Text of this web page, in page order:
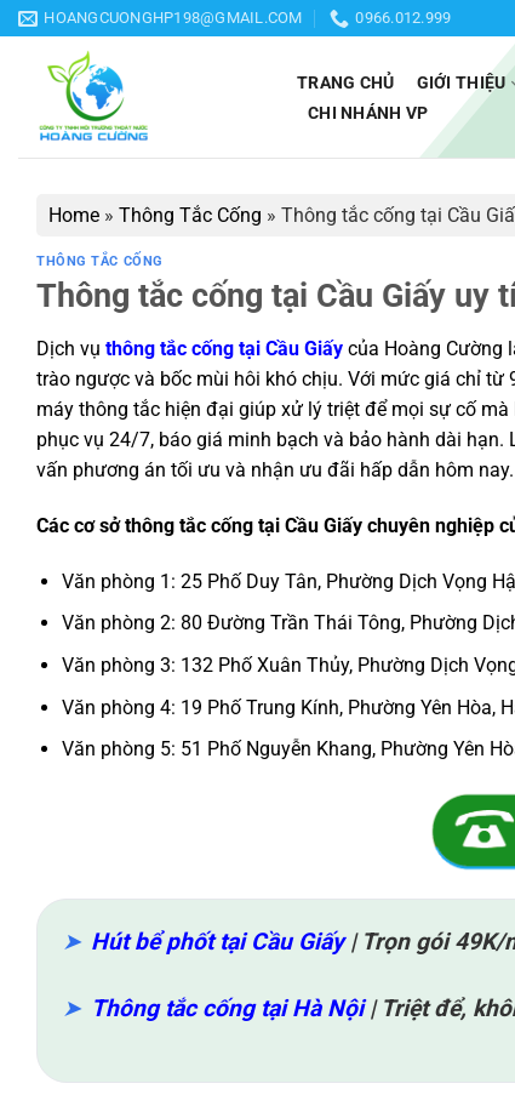
Bỏ
qua
HOANGCUONGHP198@GMAIL.COM 0966.012.999
TRANG CHỦ GIỚI THIỆU
CHI NHÁNH VP
Home » Thông Tắc Cống » Thông tắc cống tại Cầu
THÔNG TẮC CỐNG
Thông tắc cống tại Cầu Giấy uy
Dịch vụ thông tắc cống tại Cầu Giấy của Hoàng Cường
trào ngược và bốc mùi hôi khó chịu. Với mức giá chỉ
máy thông tắc hiện đại giúp xử lý triệt để mọi sự cố
phục vụ 24/7, báo giá minh bạch và bảo hành dài hạn.
vấn phương án tối ưu và nhận ưu đãi hấp dẫn hôm nay.
Các cơ sở thông tắc cống tại Cầu Giấy chuyên nghiệp
Văn phòng 1: 25 Phố Duy Tân, Phường Dịch Vọng
Văn phòng 2: 80 Đường Trần Thái Tông, Phường
Văn phòng 3: 132 Phố Xuân Thủy, Phường Dịch
Văn phòng 4: 19 Phố Trung Kính, Phường Yên Hòa,
Văn phòng 5: 51 Phố Nguyễn Khang, Phường Yên
Hút bể phốt tại Cầu Giấy| Trọn gói 49K/
Thông tắc cống tại Hà Nội| Triệt để,